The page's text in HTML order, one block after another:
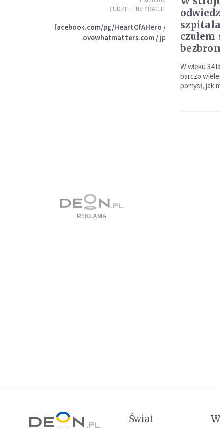
LUDZIE I INSPIRACJE
facebook.com/pg/HeartOfAHero /
lovewhatmatters.com / jp
W wieku 34
bardzo wiele
pomysł, jak
Świat